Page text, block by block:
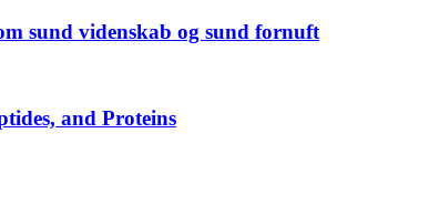
sund videnskab og sund fornuft
and Proteins